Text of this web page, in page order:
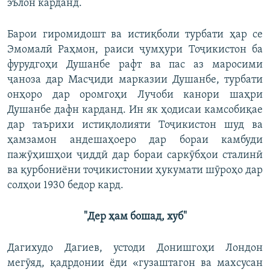
эълон карданд.
Барои гиромидошт ва истиқболи турбати ҳар се
Эмомалӣ Раҳмон, раиси ҷумҳури Тоҷикистон ба
фурудгоҳи Душанбе рафт ва пас аз маросими
ҷаноза дар Масҷиди марказии Душанбе, турбати
онҳоро дар оромгоҳи Лучоби канори шаҳри
Душанбе дафн карданд. Ин як ҳодисаи камсобиқае
дар таърихи истиқлолияти Тоҷикистон шуд ва
ҳамзамон андешаҳоеро дар бораи камбуди
пажӯҳишҳои ҷиддӣ дар бораи саркӯбҳои сталинӣ
ва қурбониёни тоҷикистонии ҳукумати шӯроҳо дар
солҳои 1930 бедор кард.
"Дер ҳам бошад, хуб"
Дагихудо Дагиев, устоди Донишгоҳи Лондон
мегӯяд, қадрдонии ёди «гузаштагон ва махсусан